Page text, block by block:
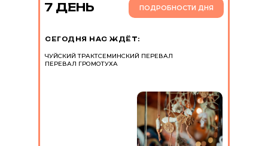
СЕГОДНЯ НАС ЖДЁТ:
ЧУЙСКИЙ ТРАКТСЕМИНСКИЙ ПЕРЕВАЛ
ПЕРЕВАЛ ГРОМОТУХА
7 ДЕНЬ ПОДРОБНОСТИ ДНЯ